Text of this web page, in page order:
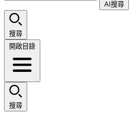
AI搜尋
搜尋
開啟目錄
搜尋